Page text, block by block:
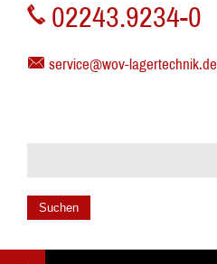
02243.9234-0
service@wov-lagertechnik.de
Suchen